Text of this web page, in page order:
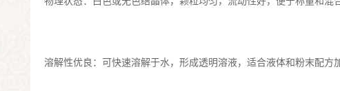
溶解性优良：可快速溶解于水，形成透明溶液，适合液体和粉末配方